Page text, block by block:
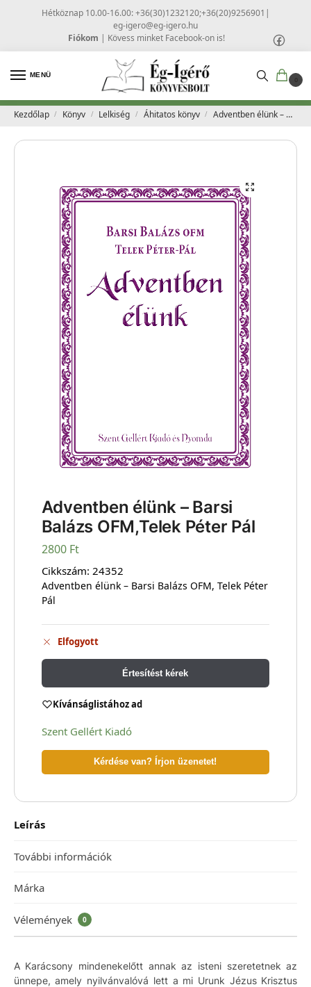
Hétköznap 10.00-16.00: +36(30)1232120;+36(20)9256901 |
eg-igero@eg-igero.hu
Fiókom | Kövess minket Facebook-on is!
MENÜ
0
Kezdőlap / Könyv / Lelkiség / Áhitatos könyv / Adventben élünk – Barsi Balázs OFM,Telek Péter Pál
Adventben élünk – Barsi
Balázs OFM,Telek Péter Pál
2800 Ft
Cikkszám: 24352
Adventben élünk – Barsi Balázs OFM, Telek Péter
Pál
Elfogyott
Értesítést kérek
Kívánságlistához ad
Szent Gellért Kiadó
Kérdése van? Írjon üzenetet!
Leírás
További információk
Márka
Vélemények 0
A Karácsony mindenekelőtt annak az isteni szeretetnek az
ünnepe, amely nyilvánvalóvá lett a mi Urunk Jézus Krisztus